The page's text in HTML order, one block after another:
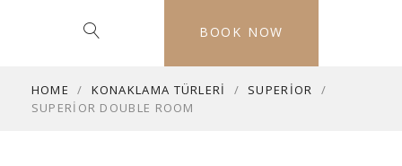
BOOK NOW
HOME / KONAKLAMA TÜRLERI / SUPERIOR
/
SUPERIOR DOUBLE ROOM